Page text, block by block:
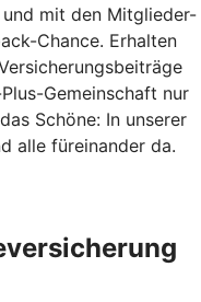
mit den Mitglieder-
Chance. Erhalten
Gemeinschaft nur
Schöne: In unserer
alle füreinander da.